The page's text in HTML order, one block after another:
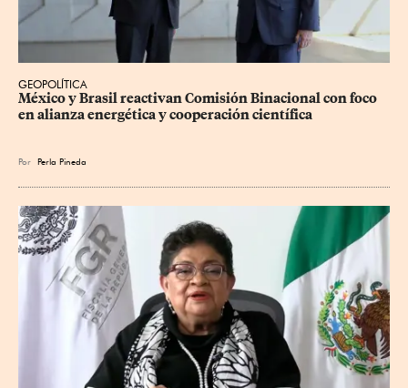
GEOPOLÍTICA
México y Brasil reactivan Comisión Binacional con foco
en alianza energética y cooperación científica
Por Perla Pineda